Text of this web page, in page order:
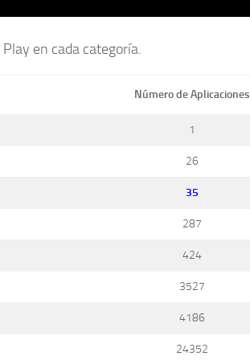
en cada categoría.
Número de Aplicaciones
1
26
35
287
424
3527
4186
24352